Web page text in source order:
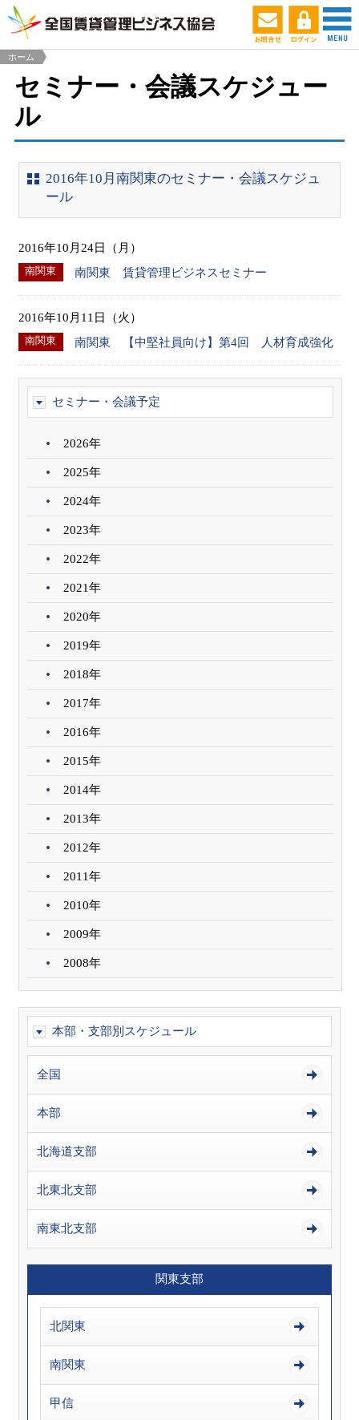
ホーム
セミナー・会議スケジュー
ル
2016年10月南関東のセミナー・会議スケジュ
ール
2016年10月24日（月）
南関東 南関東 賃貸管理ビジネスセミナー
2016年10月11日（火）
南関東 南関東 【中堅社員向け】第4回 人材育成強化
セミナー・会議予定
2026年
2025年
2024年
2023年
2022年
2021年
2020年
2019年
2018年
2017年
2016年
2015年
2014年
2013年
2012年
2011年
2010年
2009年
2008年
本部・支部別スケジュール
全国
本部
北海道支部
北東北支部
南東北支部
関東支部
北関東
南関東
甲信